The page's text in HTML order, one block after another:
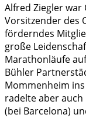
Alfred Ziegler
Vorsitzender des
förderndes
große
Marathonläufe
Bühler
Mommenheim
radelte aber auch
(bei Barcelona)